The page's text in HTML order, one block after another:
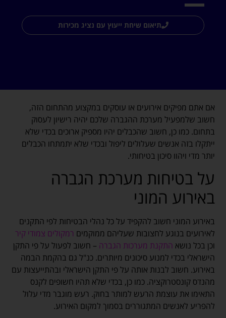
תיאום שיחת ייעוץ עם נציג מכירות
אם אתם מפיקים אירועים או עוסקים במקצוע מהתחום הזה,
חשוב שלמפעיל מערכת ההגברה שלכם יהיה רישיון לעסוק
בתחום. כמו כן, חשוב שהכבלים יהיו מספיק ארוכים בכדי שלא
ייתקלו בזה אנשים שעלולים ליפול ובכדי שלא יתמתחו הכבלים
יותר מדי ויהוו סיכון בטיחותי.
על בטיחות מערכת הגברה
באירוע המוני
באירוע המוני חשוב להקפיד על כל נהלי הבטיחות לפי התקנים
לאירועים בנוגע לחצובות שעליהם ממוקמים רמקולים צמודי קיר
וכן בכל נושא התקנת מערכות הגברה – חשוב לפעול על פי התקן
הישראלי בכדי למנוע סיכונים מיותרים. כנ"ל גם בהקמת הבמה
באירוע. חשוב לבנות אותה על פי התקן הישראלי ובהתייעצות עם
מהנדס קונסטרוקציה. כמו כן, בכדי שלא תהיו חשופים לקנס
התאימו את עוצמת הרעש למותר בחוק. רעש מוגבר מדי עלול
להפריע לאנשים המתגוררים בסמוך למקום האירוע.